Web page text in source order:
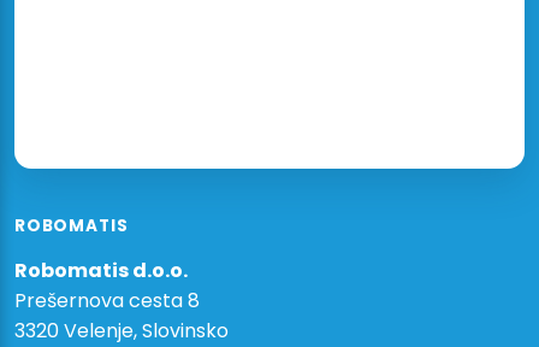
ROBOMATIS
Robomatis d.o.o.
Prešernova cesta 8
3320 Velenje, Slovinsko